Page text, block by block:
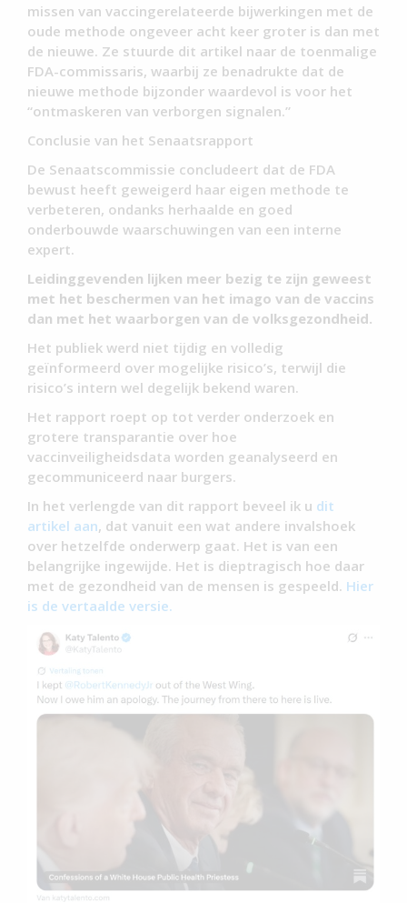
missen van vaccingerelateerde bijwerkingen met de
oude methode ongeveer acht keer groter is dan met
de nieuwe. Ze stuurde dit artikel naar de toenmalige
FDA-commissaris, waarbij ze benadrukte dat de
nieuwe methode bijzonder waardevol is voor het
“ontmaskeren van verborgen signalen.”
Conclusie van het Senaatsrapport
De Senaatscommissie concludeert dat de FDA
bewust heeft geweigerd haar eigen methode te
verbeteren, ondanks herhaalde en goed
onderbouwde waarschuwingen van een interne
expert.
Leidinggevenden lijken meer bezig te zijn geweest
met het beschermen van het imago van de vaccins
dan met het waarborgen van de volksgezondheid.
Het publiek werd niet tijdig en volledig
geïnformeerd over mogelijke risico’s, terwijl die
risico’s intern wel degelijk bekend waren.
Het rapport roept op tot verder onderzoek en
grotere transparantie over hoe
vaccinveiligheidsdata worden geanalyseerd en
gecommuniceerd naar burgers.
In het verlengde van dit rapport beveel ik u dit
artikel aan, dat vanuit een wat andere invalshoek
over hetzelfde onderwerp gaat. Het is van een
belangrijke ingewijde. Het is dieptragisch hoe daar
met de gezondheid van de mensen is gespeeld. Hier
is de vertaalde versie.